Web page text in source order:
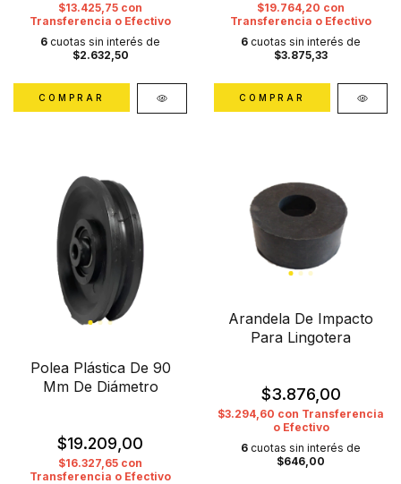
$13.425,75 con
Transferencia o Efectivo
6 cuotas sin interés de
$2.632,50
$19.764,20 con
Transferencia o Efectivo
6 cuotas sin interés de
$3.875,33
Polea Plástica De 90
Mm De Diámetro
$19.209,00
$16.327,65 con
Transferencia o Efectivo
Arandela De Impacto
Para Lingotera
$3.876,00
$3.294,60 con Transferencia
o Efectivo
6 cuotas sin interés de
$646,00